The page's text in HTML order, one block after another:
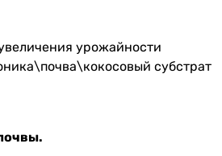
урожайности
субстрат